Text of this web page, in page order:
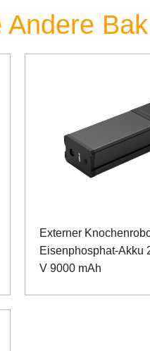
Andere Bak
Externer
Eisenphosphat-Akku
V 9000 mAh